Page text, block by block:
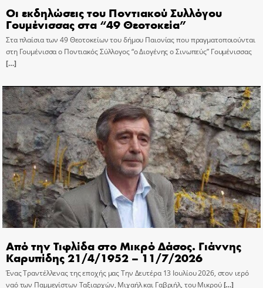
Οι εκδηλώσεις του Ποντιακού Συλλόγου
Γουμένισσας στα “49 Θεοτοκεία”
Στα πλαίσια των 49 Θεοτοκείων του δήμου Παιονίας που πραγματοποιούνται
στη Γουμένισσα ο Ποντιακός Σύλλογος “ο Διογένης ο Σινωπεύς” Γουμένισσας
[…]
Από την Τιφλίδα στο Μικρό Δάσος. Γιάννης
Καρυπίδης 21/4/1952 – 11/7/2026
Ένας Τραντέλλενας της εποχής μας Την Δευτέρα 13 Ιουλίου 2026, στον ιερό
ναό των Παμμεγίστων Ταξιαρχών, Μιχαήλ και Γαβριήλ, του Μικρού[…]